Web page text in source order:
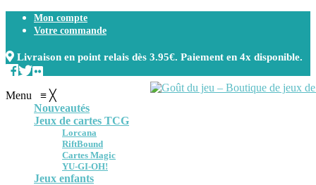
Mon compte
Votre commande
Livraison en point relais dès 3.95€. Paiement en 4x disponible.
Menu ≡ ╳
Nouveautés
Jeux de cartes TCG
Lorcana
RiftBound
Cartes Magic
YU-GI-OH!
Jeux enfants